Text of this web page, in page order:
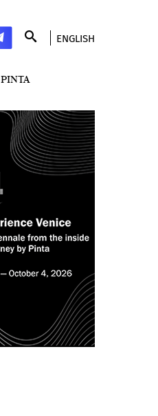
ENGLISH
PINTA